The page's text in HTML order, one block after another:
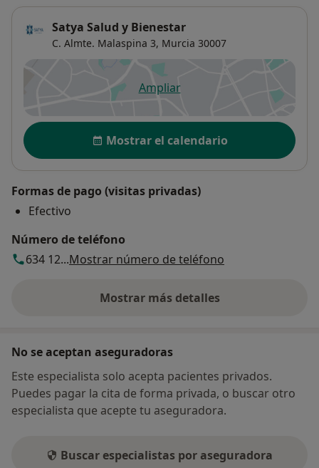
Satya Salud y Bienestar
C. Almte. Malaspina 3, Murcia 30007
Ampliarse abre en una nueva
Disponibilidad
Mostrar el calendario
Formas de pago (visitas privadas)
Efectivo
Número de teléfono
634 12...Mostrar número de teléfono
Mostrar más detalles
sobre la dirección
No se aceptan aseguradoras
Este especialista solo acepta pacientes privados.
Puedes pagar la cita de forma privada, o buscar otro
especialista que acepte tu aseguradora.
Buscar especialistas por aseguradora